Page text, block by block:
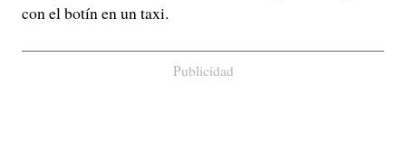
con el botín en un taxi.
Publicidad